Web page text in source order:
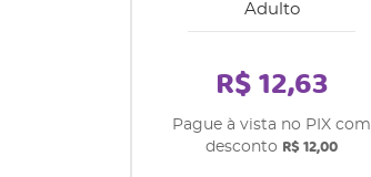
Adulto
R$ 12,63
Pague à vista no PIX com
desconto R$ 12,00